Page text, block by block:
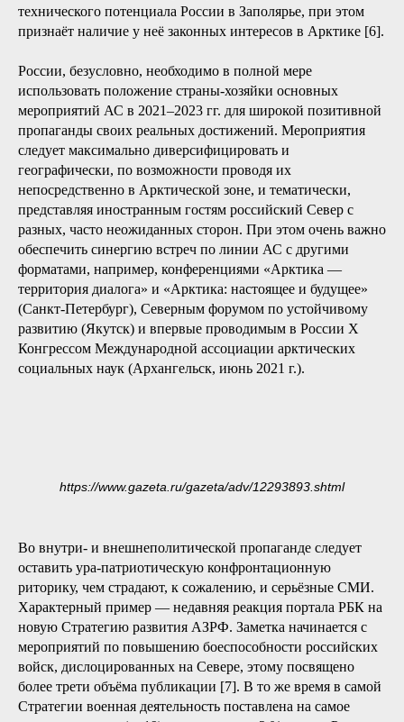
технического потенциала России в Заполярье, при этом
признаёт наличие у неё законных интересов в Арктике [6].
России, безусловно, необходимо в полной мере
использовать положение страны-хозяйки основных
мероприятий АС в 2021–2023 гг. для широкой позитивной
пропаганды своих реальных достижений. Мероприятия
следует максимально диверсифицировать и
географически, по возможности проводя их
непосредственно в Арктической зоне, и тематически,
представляя иностранным гостям российский Север с
разных, часто неожиданных сторон. При этом очень важно
обеспечить синергию встреч по линии АС с другими
форматами, например, конференциями «Арктика —
территория диалога» и «Арктика: настоящее и будущее»
(Санкт-Петербург), Северным форумом по устойчивому
развитию (Якутск) и впервые проводимым в России Х
Конгрессом Международной ассоциации арктических
социальных наук (Архангельск, июнь 2021 г.).
https://www.gazeta.ru/gazeta/adv/12293893.shtml
Во внутри- и внешнеполитической пропаганде следует
оставить ура-патриотическую конфронтационную
риторику, чем страдают, к сожалению, и серьёзные СМИ.
Характерный пример — недавняя реакция портала РБК на
новую Стратегию развития АЗРФ. Заметка начинается с
мероприятий по повышению боеспособности российских
войск, дислоцированных на Севере, этому посвящено
более трети объёма публикации [7]. В то же время в самой
Стратегии военная деятельность поставлена на самое